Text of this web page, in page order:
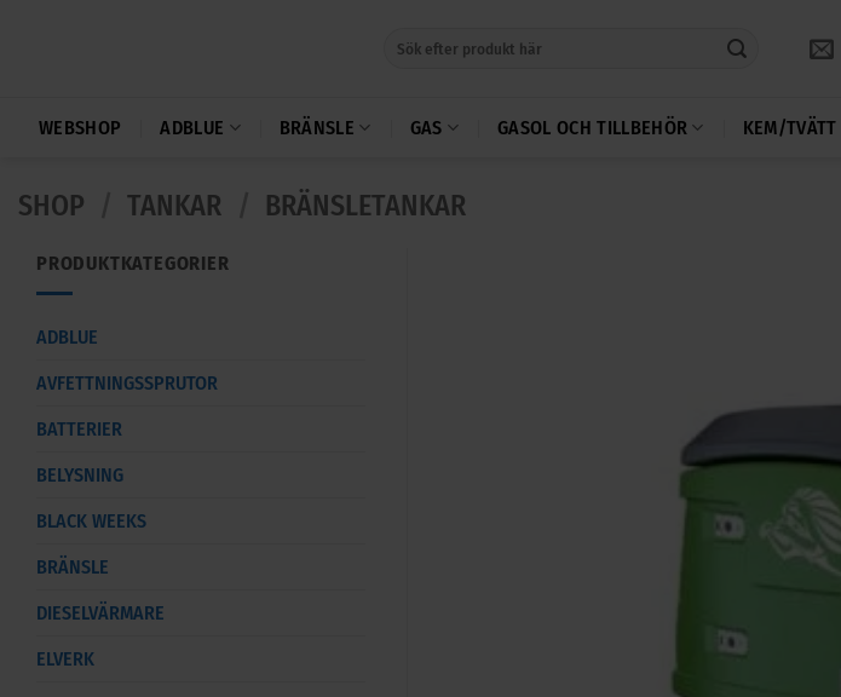
WEBSHOP ADBLUE BRÄNSLE GAS GASOL OCH TILLBEHÖR KEM/TVÄTT
SHOP TANKAR BRÄNSLETANKAR
PRODUKTKATEGORIER
ADBLUE
AVFETTNINGSSPRUTOR
BATTERIER
BELYSNING
BLACK WEEKS
BRÄNSLE
DIESELVÄRMARE
ELVERK